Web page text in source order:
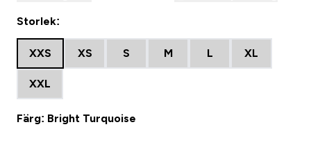
Storlek:
XXS XS S M L XL
XXL
Färg: Bright Turquoise